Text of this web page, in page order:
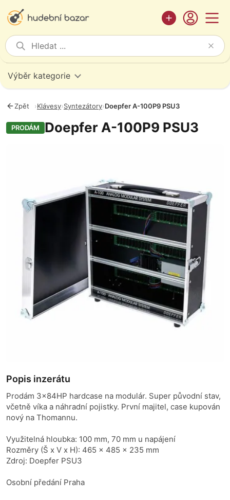
Výběr kategorie
Zpět ›Klávesy›Syntezátory›Doepfer A-100P9 PSU3
PRODÁM Doepfer A-100P9 PSU3
Popis inzerátu
Prodám 3x84HP hardcase na modulár. Super původní stav,
včetně víka a náhradní pojistky. První majitel, case kupován
nový na Thomannu.
Využitelná hloubka: 100 mm, 70 mm u napájení
Rozměry (Š x V x H): 465 x 485 x 235 mm
Zdroj: Doepfer PSU3
Osobní předání Praha